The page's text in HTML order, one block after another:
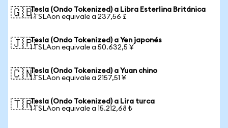
🇬🇧Tesla (Ondo Tokenized) a Libra Esterlina Británica
1 TSLAon equivale a 237,56 £
🇯🇵Tesla (Ondo Tokenized) a Yen japonés
1 TSLAon equivale a 50.632,5 ¥
🇨🇳Tesla (Ondo Tokenized) a Yuan chino
1 TSLAon equivale a 2157,51 ¥
🇹🇷Tesla (Ondo Tokenized) a Lira turca
1 TSLAon equivale a 15.212,68 ₺